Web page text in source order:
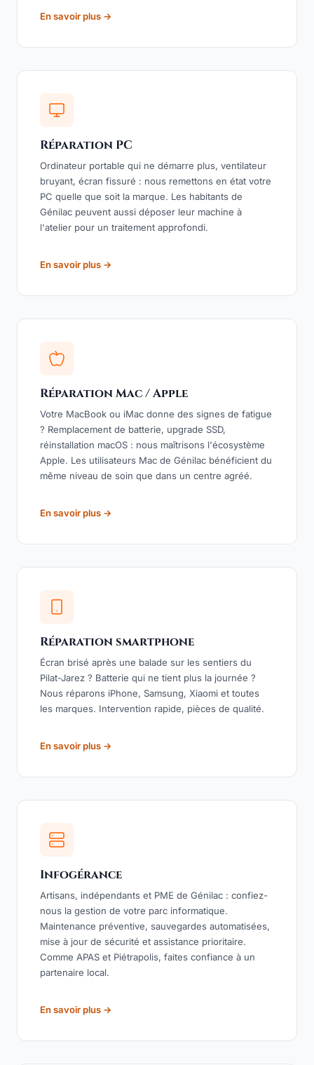
En savoir plus →
Réparation PC
Ordinateur portable qui ne démarre plus, ventilateur
bruyant, écran fissuré : nous remettons en état votre
PC quelle que soit la marque. Les habitants de
Génilac peuvent aussi déposer leur machine à
l'atelier pour un traitement approfondi.
En savoir plus →
Réparation Mac / Apple
Votre MacBook ou iMac donne des signes de fatigue
? Remplacement de batterie, upgrade SSD,
réinstallation macOS : nous maîtrisons l'écosystème
Apple. Les utilisateurs Mac de Génilac bénéficient du
même niveau de soin que dans un centre agréé.
En savoir plus →
Réparation smartphone
Écran brisé après une balade sur les sentiers du
Pilat-Jarez ? Batterie qui ne tient plus la journée ?
Nous réparons iPhone, Samsung, Xiaomi et toutes
les marques. Intervention rapide, pièces de qualité.
En savoir plus →
Infogérance
Artisans, indépendants et PME de Génilac : confiez-
nous la gestion de votre parc informatique.
Maintenance préventive, sauvegardes automatisées,
mise à jour de sécurité et assistance prioritaire.
Comme APAS et Piétrapolis, faites confiance à un
partenaire local.
En savoir plus →